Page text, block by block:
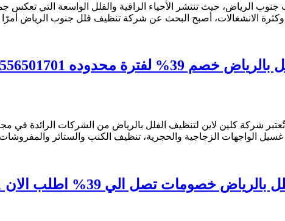
الرياض، حيث تنتشر الأحياء الراقية والفلل الواسعة التي تعكس
وكثرة الانشغالات، أصبح البحث عن شركة تنظيف فلل جنوب الرياض
0556501701 نصلك اينما كنت
شركة كلين لاين لتنظيف الفلل بالرياض من الشركات الرائدة في
الواجهات الزجاجية والحجرية، تنظيف الكنب والستائر
الي 39% اطلب الان 0556501701 نصلك في الحال